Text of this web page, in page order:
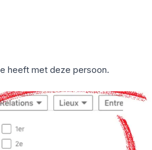
heeft met deze persoon.